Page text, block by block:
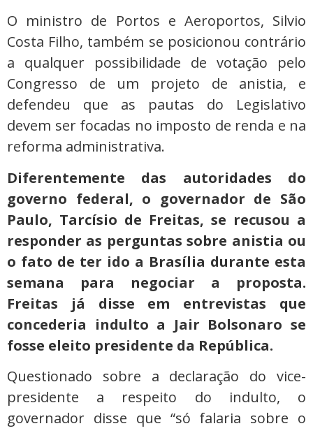
O ministro de Portos e Aeroportos, Silvio
Costa Filho, também se posicionou contrário
a qualquer possibilidade de votação pelo
Congresso de um projeto de anistia, e
defendeu que as pautas do Legislativo
devem ser focadas no imposto de renda e na
reforma administrativa.
Diferentemente das autoridades do
governo federal, o governador de São
Paulo, Tarcísio de Freitas, se recusou a
responder as perguntas sobre anistia ou
o fato de ter ido a Brasília durante esta
semana para negociar a proposta.
Freitas já disse em entrevistas que
concederia indulto a Jair Bolsonaro se
fosse eleito presidente da República.
Questionado sobre a declaração do vice-
presidente a respeito do indulto, o
governador disse que “só falaria sobre o